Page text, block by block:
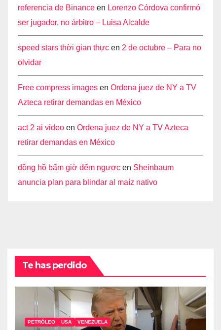
referencia de Binance en Lorenzo Córdova confirmó
ser jugador, no árbitro – Luisa Alcalde
speed stars thời gian thực en 2 de octubre – Para no
olvidar
Free compress images en Ordena juez de NY a TV
Azteca retirar demandas en México
act 2 ai video en Ordena juez de NY a TV Azteca
retirar demandas en México
đồng hồ bấm giờ đếm ngược en Sheinbaum
anuncia plan para blindar al maíz nativo
Te has perdido
PETRÓLEO USA VENEZUELA